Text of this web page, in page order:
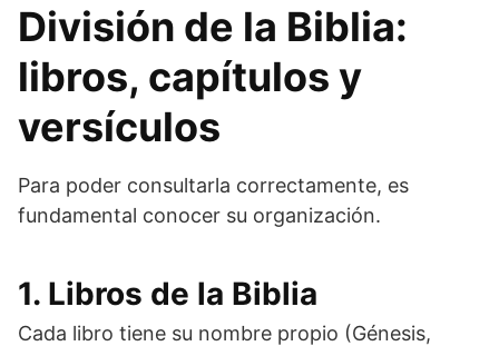
División de la Biblia:
libros, capítulos y
versículos
Para poder consultarla correctamente, es
fundamental conocer su organización.
1. Libros de la Biblia
Cada libro tiene su nombre propio (Génesis,